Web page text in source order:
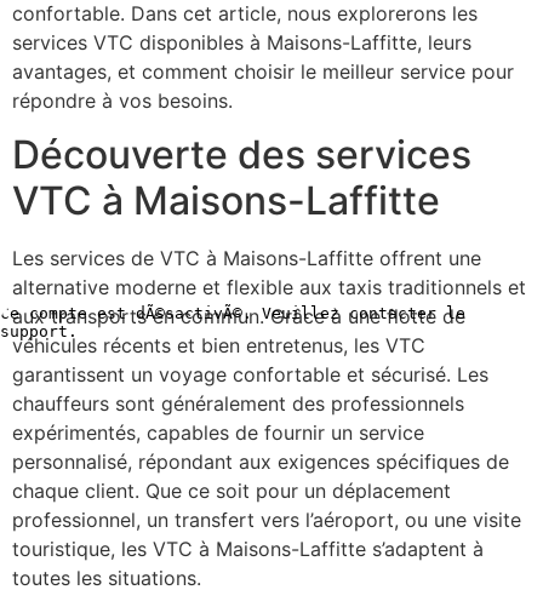
confortable. Dans cet article, nous explorerons les
services VTC disponibles à Maisons-Laffitte, leurs
avantages, et comment choisir le meilleur service pour
répondre à vos besoins.
Découverte des services
VTC à Maisons-Laffitte
Les services de VTC à Maisons-Laffitte offrent une
alternative moderne et flexible aux taxis traditionnels et
aux transports en commun. Grâce à une flotte de
véhicules récents et bien entretenus, les VTC
garantissent un voyage confortable et sécurisé. Les
chauffeurs sont généralement des professionnels
expérimentés, capables de fournir un service
personnalisé, répondant aux exigences spécifiques de
chaque client. Que ce soit pour un déplacement
professionnel, un transfert vers l’aéroport, ou une visite
touristique, les VTC à Maisons-Laffitte s’adaptent à
toutes les situations.